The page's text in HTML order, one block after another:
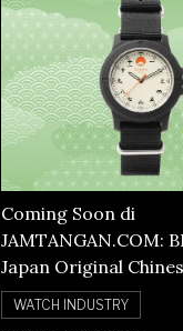
Coming Soon di
JAMTANGAN.COM:
Japan Original
Numerals Watch
WATCH INDUSTRY